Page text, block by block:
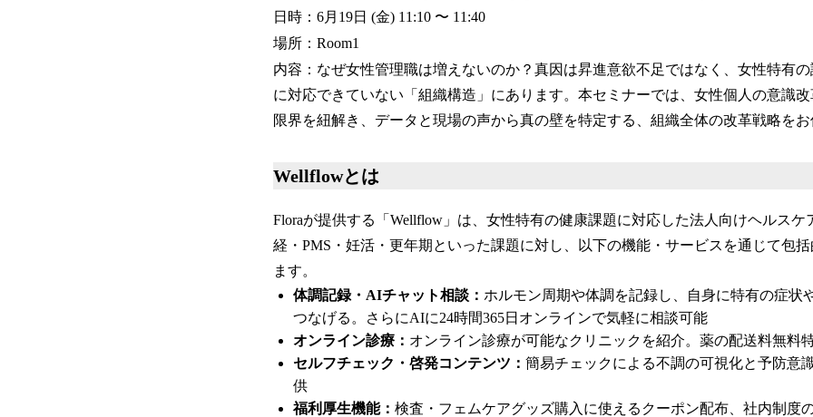
日時：6月19日 (金) 11:10 〜 11:40
場所：Room1
内容：なぜ女性管理職は増えないのか？真因は昇進意欲不足ではなく、女性特有
に対応できていない「組織構造」にあります。本セミナーでは、女性個人の意識
限界を紐解き、データと現場の声から真の壁を特定する、組織全体の改革戦略を
Wellflowとは
Floraが提供する「Wellflow」は、女性特有の健康課題に対応した法人向けヘルスケ
経・PMS・妊活・更年期といった課題に対し、以下の機能・サービスを通じて包
ます。
体調記録・AIチャット相談： ホルモン周期や体調を記録し、自身に特有の症状
つなげる。さらにAIに24時間365日オンラインで気軽に相談可能
オンライン診療： オンライン診療が可能なクリニックを紹介。薬の配送料無料
セルフチェック・啓発コンテンツ： 簡易チェックによる不調の可視化と予防意
供
福利厚生機能： 検査・フェムケアグッズ購入に使えるクーポン配布、社内制度